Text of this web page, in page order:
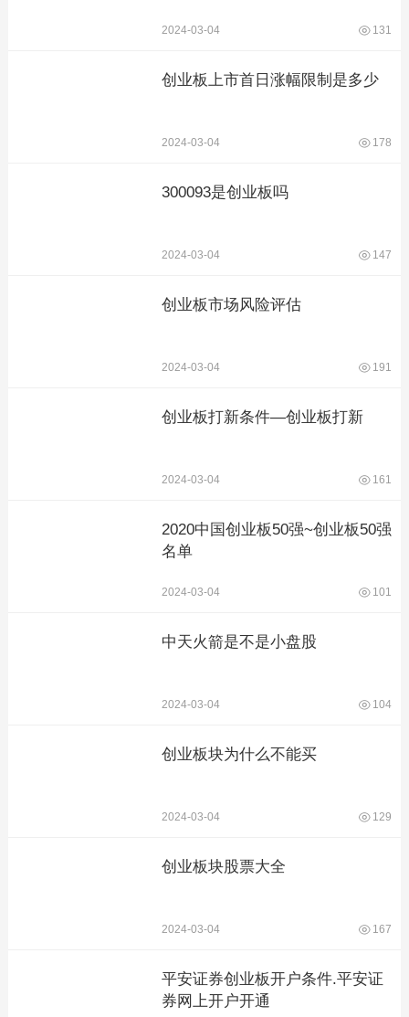
2024-03-04 131
创业板上市首日涨幅限制是多少
2024-03-04 178
300093是创业板吗
2024-03-04 147
创业板市场风险评估
2024-03-04 191
创业板打新条件—创业板打新
2024-03-04 161
2020中国创业板50强~创业板50强
名单
2024-03-04 101
中天火箭是不是小盘股
2024-03-04 104
创业板块为什么不能买
2024-03-04 129
创业板块股票大全
2024-03-04 167
平安证券创业板开户条件.平安证
券网上开户开通